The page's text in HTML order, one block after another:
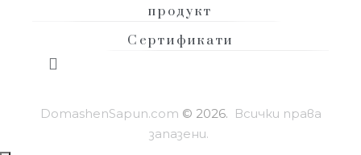
продукт
Сертификати
DomashenSapun.com © 2026. Всички права
запазени.